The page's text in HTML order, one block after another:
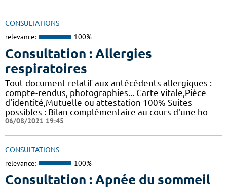
CONSULTATIONS
relevance: 100%
Consultation : Allergies
respiratoires
Tout document relatif aux antécédents allergiques :
compte-rendus, photographies... Carte vitale,Pièce
d'identité,Mutuelle ou attestation 100% Suites
possibles : Bilan complémentaire au cours d'une ho
06/08/2021 19:45
CONSULTATIONS
relevance: 100%
Consultation : Apnée du sommeil